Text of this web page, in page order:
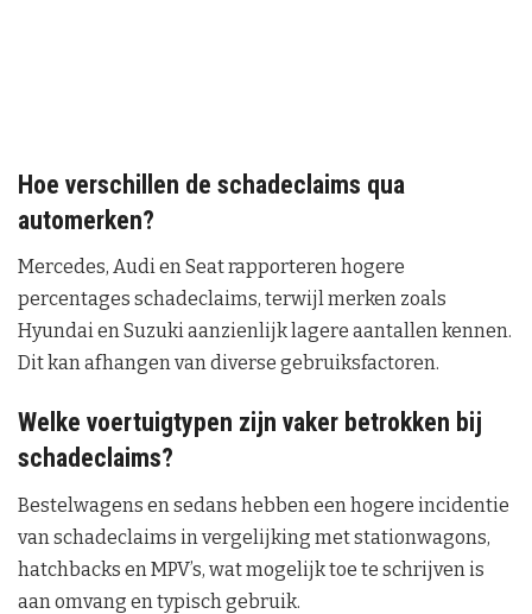
Hoe verschillen de schadeclaims qua
automerken?
Mercedes, Audi en Seat rapporteren hogere
percentages schadeclaims, terwijl merken zoals
Hyundai en Suzuki aanzienlijk lagere aantallen kennen.
Dit kan afhangen van diverse gebruiksfactoren.
Welke voertuigtypen zijn vaker betrokken bij
schadeclaims?
Bestelwagens en sedans hebben een hogere incidentie
van schadeclaims in vergelijking met stationwagons,
hatchbacks en MPV’s, wat mogelijk toe te schrijven is
aan omvang en typisch gebruik.